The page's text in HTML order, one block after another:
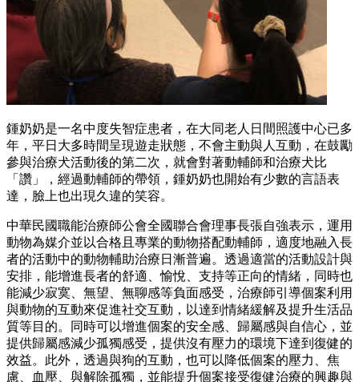
鍾奶奶是一名中度失智症患者，在大同老人日間照護中心已多
年，平日大多時間呈現遊走狀態，不會主動與人互動，在鼓勵
參與治療犬活動後的第二次，就會對著動輔師和治療犬比
「讚」，經過動輔師的帶領，鍾奶奶也開始有少數的言語表
達，臉上也出現久違的笑容。
中華民國職能治療師公會全國聯合會理事長張自強表示，運用
動物為媒介並以合格且專業的動物搭配動輔師，適度地融入長
者的活動中的動物輔助治療日漸普遍。透過適當的活動設計與
安排，能增進長者的舒適、愉悅、支持等正向的情緒，同時也
能減少寂寞、無望、無聊感等負面感受，治療師引導個案利用
與動物的互動來促進社交互動，以達到情緒緩解及提升生活品
質等目的。同時可以增進個案的安全感、歸屬感與自信心，並
提供歸屬感減少孤獨感受，提供沒有壓力的環境下達到復健的
效益。此外，透過與狗的互動，也可以降低個案的壓力、焦
慮、血壓、與解除孤獨，並能提升個案接受復健治療的興趣與